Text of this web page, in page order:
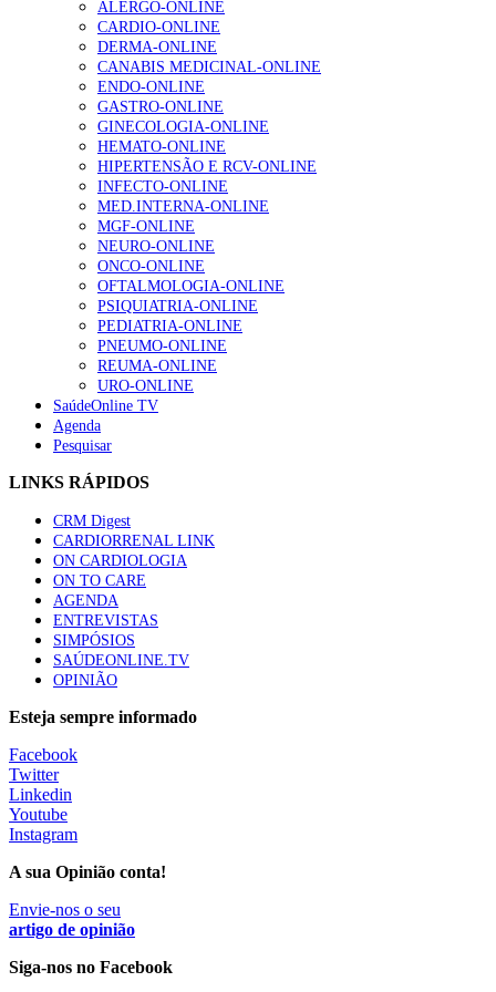
Enfermagem Forense. “Da urgência ao tribunal, cada
gesto conta e cada profissional faz a diferença”
202 visualizações
Alguns milhares de utentes podem ficar sem médico de
família com nova regras do registo, alerta associação
155 visualizações
1.º Episódio do Podcast “Frequência Cardio – Sintoniza-
te na Insuficiência Cardíaca” da Bayer
99 visualizações
“Os programas de rastreio do cancro do pulmão são
custo-efetivos e representam um investimento
sustentável para os sistemas de saúde”
Quase quatro em cada dez doentes com enfarte
apresentavam níveis elevados de Lp(a), revela estudo
86 visualizações
Trodelvy aprovado para primeira linha no cancro da
mama triplo negativo metastático em doentes não
61 visualizações
MAIS NOTÍCIAS
Quase 11.900 jovens recorreram aos cheques psicólogo e
nutricionista no primeiro mês
ULS de Coimbra estreia cirurgia endoscópica do ouvido com
apoio robótico em Portugal
ALERGO-ONLINE
CARDIO-ONLINE
DERMA-ONLINE
CANABIS MEDICINAL-ONLINE
ENDO-ONLINE
GASTRO-ONLINE
GINECOLOGIA-ONLINE
HEMATO-ONLINE
HIPERTENSÃO E RCV-ONLINE
INFECTO-ONLINE
MED.INTERNA-ONLINE
MGF-ONLINE
NEURO-ONLINE
ONCO-ONLINE
OFTALMOLOGIA-ONLINE
PSIQUIATRIA-ONLINE
PEDIATRIA-ONLINE
PNEUMO-ONLINE
REUMA-ONLINE
URO-ONLINE
SaúdeOnline TV
Agenda
Pesquisar
LINKS RÁPIDOS
CRM Digest
CARDIORRENAL LINK
ON CARDIOLOGIA
ON TO CARE
AGENDA
ENTREVISTAS
SIMPÓSIOS
SAÚDEONLINE.TV
OPINIÃO
Esteja sempre informado
Facebook
Twitter
Linkedin
Youtube
Instagram
A sua Opinião conta!
Envie-nos o seu
artigo de opinião
Siga-nos no Facebook